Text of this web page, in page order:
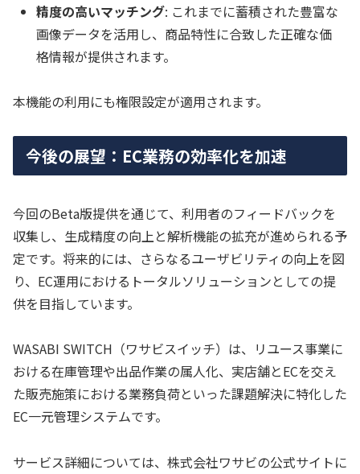
精度の高いマッチング: これまでに蓄積された豊富な
画像データを活用し、商品特性に合致した正確な価
格情報が提供されます。
本機能の利用にも権限設定が適用されます。
今後の展望：EC業務の効率化を加速
今回のBeta版提供を通じて、利用者のフィードバックを
収集し、生成精度の向上と解析機能の拡充が進められる予
定です。将来的には、さらなるユーザビリティの向上を図
り、EC運用におけるトータルソリューションとしての提
供を目指しています。
WASABI SWITCH（ワサビスイッチ）は、リユース事業に
おける在庫管理や出品作業の属人化、実店舗とECを交え
た販売施策における業務負荷といった課題解決に特化した
EC一元管理システムです。
サービス詳細については、株式会社ワサビの公式サイトに